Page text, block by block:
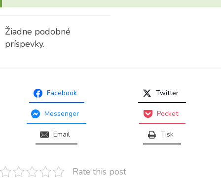
Žiadne podobné
príspevky.
Facebook Twitter
Messenger Pocket
Email Tisk
Rate this post